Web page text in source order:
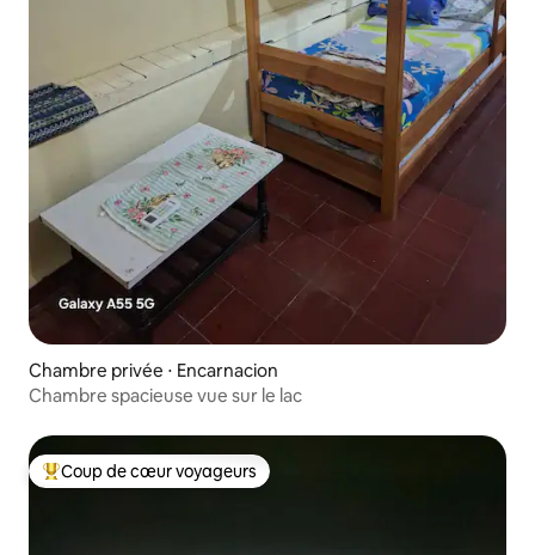
Chambre privée ⋅ Encarnacion
Chambre spacieuse vue sur le lac
Coups de cœur voyageurs les plus appréciés
Coup de cœur voyageurs